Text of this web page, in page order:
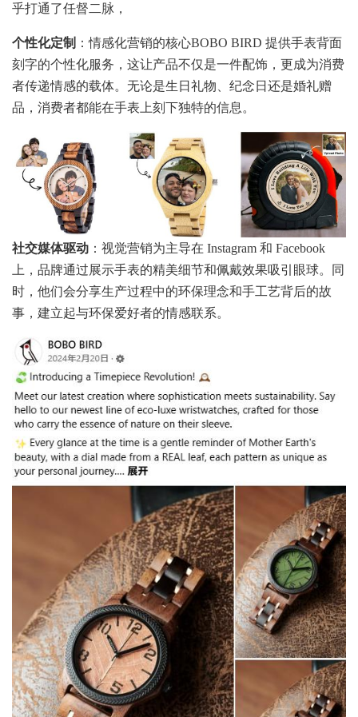
乎打通了任督二脉，
个性化定制 ：情感化营销的核心BOBO BIRD 提供手表背面
刻字的个性化服务，这让产品不仅是一件配饰，更成为消费
者传递情感的载体。无论是生日礼物、纪念日还是婚礼赠
品，消费者都能在手表上刻下独特的信息。
社交媒体驱动 ：视觉营销为主导在 Instagram 和 Facebook
上，品牌通过展示手表的精美细节和佩戴效果吸引眼球。同
时，他们会分享生产过程中的环保理念和手工艺背后的故
事，建立起与环保爱好者的情感联系。